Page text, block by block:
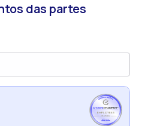
das partes
EMPLOYEES
FRANCE
APR 2026